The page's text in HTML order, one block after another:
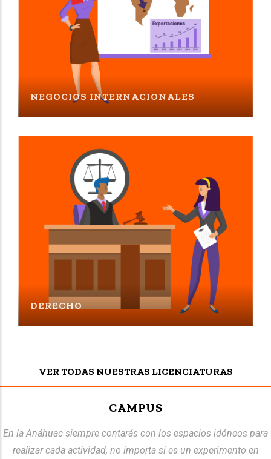
NEGOCIOS INTERNACIONALES
DERECHO
VER TODAS NUESTRAS LICENCIATURAS
CAMPUS
En la Anáhuac siempre contarás con los espacios idóneos para
realizar cada actividad, no importa si es un experimento en